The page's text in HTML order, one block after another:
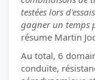
testées lors
gagner un temps
résume Martin
Au total, 6
conduite,